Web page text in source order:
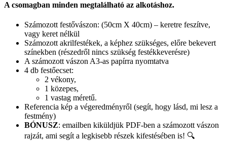
A csomagban minden megtalálható az alkotáshoz.
Számozott festővászon: (50cm X 40cm) – keretre feszítve,
vagy keret nélkül
Számozott akrilfestékek, a képhez szükséges, előre bekevert
színekben (részedről nincs szükség festékkeverésre)
A számozott vászon A3-as papírra nyomtatva
4 db festőecset:
2 vékony,
1 közepes,
1 vastag méretű.
Referencia kép a végeredményről (segít, hogy lásd, mi lesz a
festmény)
BÓNUSZ: emailben kiküldjük PDF-ben a számozott vászon
rajzát, ami segít a legkisebb részek kifestésében is! 🔍